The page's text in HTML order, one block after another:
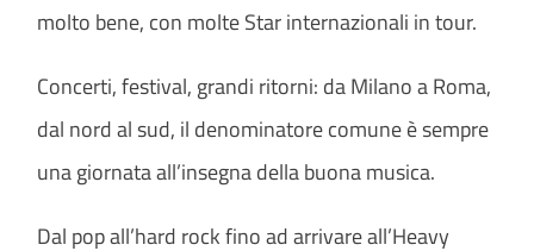
molto bene, con molte Star internazionali in tour.
Concerti, festival, grandi ritorni: da Milano a Roma,
dal nord al sud, il denominatore comune è sempre
una giornata all’insegna della buona musica.
Dal pop all’hard rock fino ad arrivare all’Heavy